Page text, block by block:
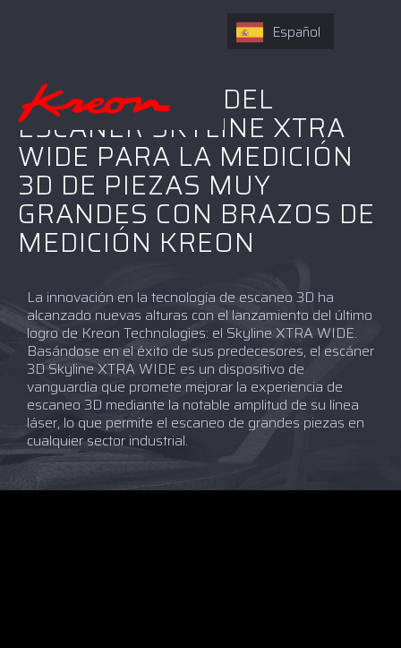
LANZAMIENTO DEL
ESCÁNER SKYLINE XTRA
WIDE PARA LA MEDICIÓN
3D DE PIEZAS MUY
GRANDES CON BRAZOS DE
MEDICIÓN KREON
La innovación en la tecnología de escaneo 3D ha
alcanzado nuevas alturas con el lanzamiento del último
logro de Kreon Technologies: el Skyline XTRA WIDE.
Basándose en el éxito de sus predecesores, el escáner
3D Skyline XTRA WIDE es un dispositivo de
vanguardia que promete mejorar la experiencia de
escaneo 3D mediante la notable amplitud de su línea
láser, lo que permite el escaneo de grandes piezas en
cualquier sector industrial.
Español